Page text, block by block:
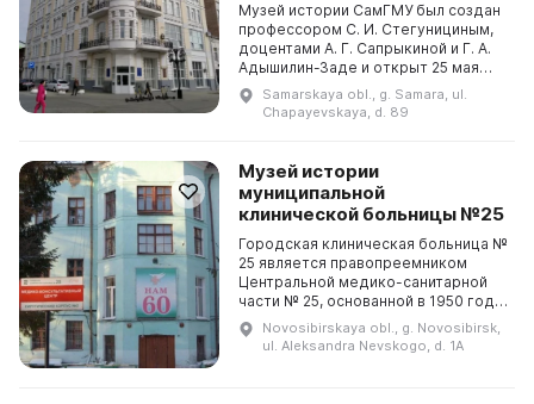
Музей истории СамГМУ был создан
профессором С. И. Стегунициным,
доцентами А. Г. Сапрыкиной и Г. А.
Адышилин-Заде и открыт 25 мая
1974 г. В 2001 г. экспозиция была
обновлена. На стендах музея
представл...
Samarskaya obl., g. Samara, ul.
Chapayevskaya, d. 89
Музей истории
муниципальной
клинической больницы №25
Городская клиническая больница №
25 является правопреемником
Центральной медико-санитарной
части № 25, основанной в 1950 году
для проведения обследований,
лечения и реабилитации
работников атомной про...
Novosibirskaya obl., g. Novosibirsk,
ul. Aleksandra Nevskogo, d. 1A